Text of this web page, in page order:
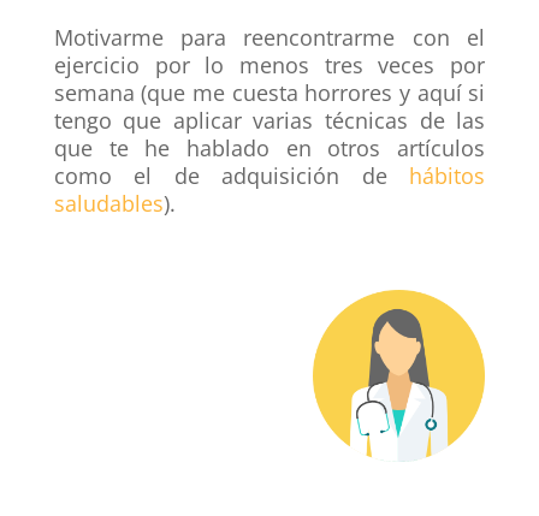
Motivarme para reencontrarme con el
ejercicio por lo menos tres veces por
semana (que me cuesta horrores y aquí si
tengo que aplicar varias técnicas de las
que te he hablado en otros artículos
como el de adquisición de hábitos
saludables).